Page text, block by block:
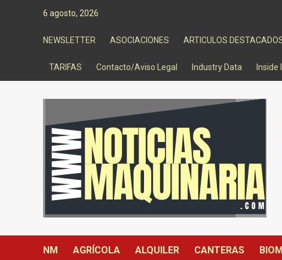
6 agosto, 2026
NEWSLETTER ASOCIACIONES ARTICULOS
TARIFAS Contacto/Aviso Legal Industry Data Inside
NM AGRÍCOLA ALQUILER CANTERAS